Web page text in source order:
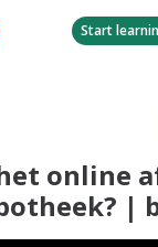
Start
online
|